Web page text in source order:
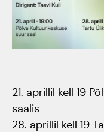
Anne
Luik
21. aprillil kell 19
saalis
28. aprillil kell 19